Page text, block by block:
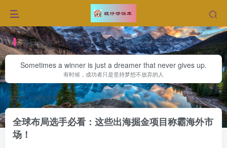
每日金句
Sometimes a winner is just a dreamer that never gives up.
有时候，成功者只是坚持梦想不放弃的人
首页 网赚文章 正文
全球布局选手必看：这些出海掘金项目称霸海外市
场！